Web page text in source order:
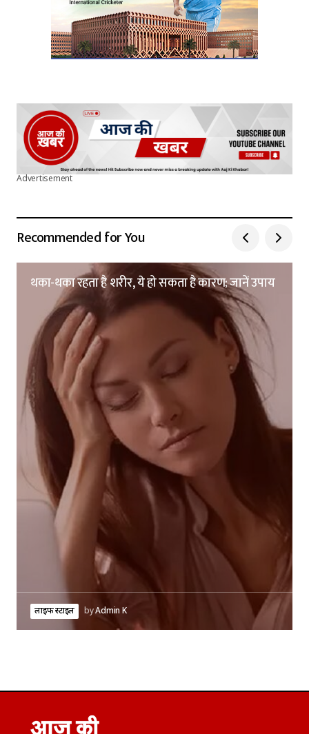
Advertisement
Recommended for You
थका-थका रहता है शरीर, ये हो सकता है कारण; जानें उपाय
लाइफ स्टाइल byAdmin K